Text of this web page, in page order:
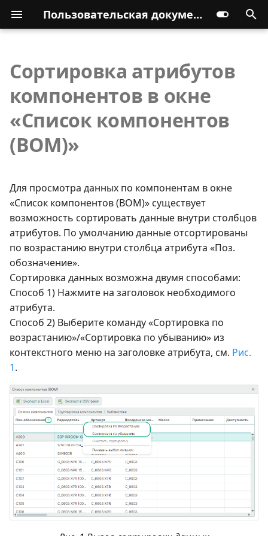
Пользовательская документация
Сортировка атрибутов
компонентов в окне
«Список компонентов
(BOM)»
Для просмотра данных по компонентам в окне
«Список компонентов (BOM)» существует
возможность сортировать данные внутри столбцов
атрибутов. По умолчанию данные отсортированы
по возрастанию внутри столбца атрибута «Поз.
обозначение».
Сортировка данных возможна двумя способами:
Способ 1) Нажмите на заголовок необходимого
атрибута.
Способ 2) Выберите команду «Сортировка по
возрастанию»/«Сортировка по убыванию» из
контекстного меню на заголовке атрибута, см. Рис.
1.